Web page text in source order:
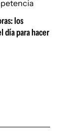
los
día para hacer